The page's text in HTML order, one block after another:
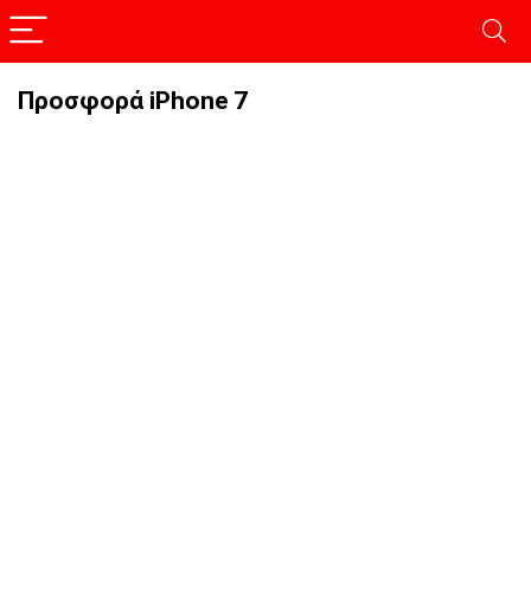
Προσφορά iPhone 7